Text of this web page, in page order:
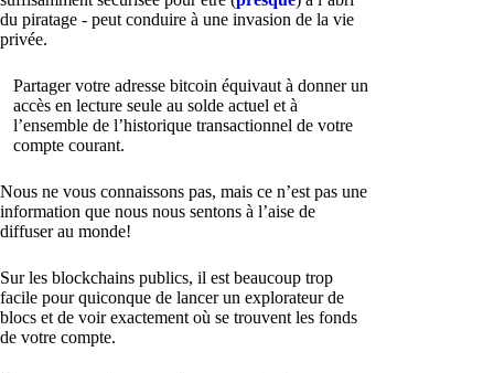
du piratage - peut conduire à une invasion de la vie
privée.
Partager votre adresse bitcoin équivaut à donner un
accès en lecture seule au solde actuel et à
l’ensemble de l’historique transactionnel de votre
compte courant.
Nous ne vous connaissons pas, mais ce n’est pas une
information que nous nous sentons à l’aise de
diffuser au monde!
Sur les blockchains publics, il est beaucoup trop
facile pour quiconque de lancer un explorateur de
blocs et de voir exactement où se trouvent les fonds
de votre compte.